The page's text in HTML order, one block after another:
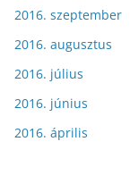
2016. szeptember
2016. augusztus
2016. július
2016. június
2016. április